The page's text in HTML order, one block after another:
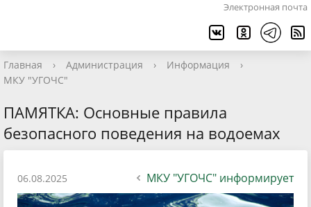
Электронная почта
Главная › Администрация › Информация
›
МКУ "УГОЧС"
ПАМЯТКА: Основные правила
безопасного поведения на водоемах
06.08.2025 МКУ "УГОЧС" информирует